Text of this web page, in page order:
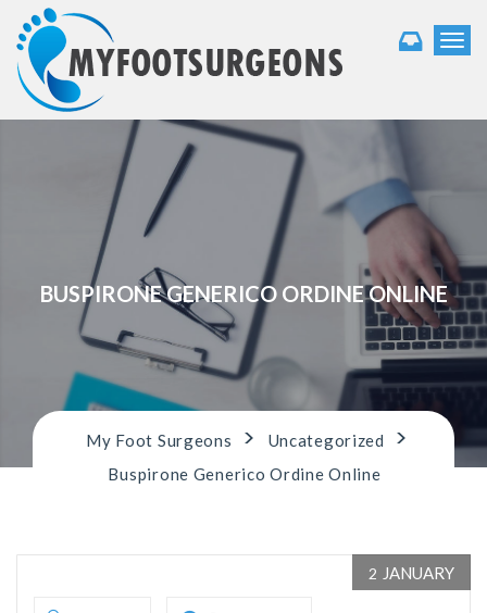
T
i
g
a
t
i
o
BUSPIRONE GENERICO ORDINE ONLINE
My Foot Surgeons > Uncategorized >
Buspirone Generico Ordine Online
2 JANUARY